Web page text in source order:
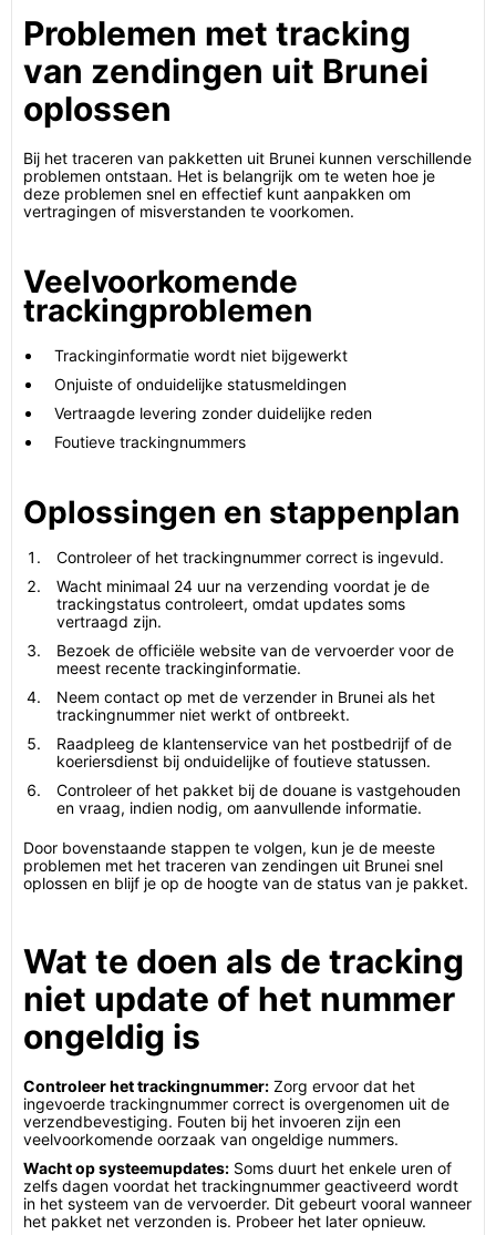
Problemen met tracking
van zendingen uit Brunei
oplossen
Bij het traceren van pakketten uit Brunei kunnen verschillende
problemen ontstaan. Het is belangrijk om te weten hoe je
deze problemen snel en effectief kunt aanpakken om
vertragingen of misverstanden te voorkomen.
Veelvoorkomende
trackingproblemen
Trackinginformatie wordt niet bijgewerkt
Onjuiste of onduidelijke statusmeldingen
Vertraagde levering zonder duidelijke reden
Foutieve trackingnummers
Oplossingen en stappenplan
Controleer of het trackingnummer correct is ingevuld.
Wacht minimaal 24 uur na verzending voordat je de
trackingstatus controleert, omdat updates soms
vertraagd zijn.
Bezoek de officiële website van de vervoerder voor de
meest recente trackinginformatie.
Neem contact op met de verzender in Brunei als het
trackingnummer niet werkt of ontbreekt.
Raadpleeg de klantenservice van het postbedrijf of de
koeriersdienst bij onduidelijke of foutieve statussen.
Controleer of het pakket bij de douane is vastgehouden
en vraag, indien nodig, om aanvullende informatie.
Door bovenstaande stappen te volgen, kun je de meeste
problemen met het traceren van zendingen uit Brunei snel
oplossen en blijf je op de hoogte van de status van je pakket.
Wat te doen als de tracking
niet update of het nummer
ongeldig is
Controleer het trackingnummer: Zorg ervoor dat het
ingevoerde trackingnummer correct is overgenomen uit de
verzendbevestiging. Fouten bij het invoeren zijn een
veelvoorkomende oorzaak van ongeldige nummers.
Wacht op systeemupdates: Soms duurt het enkele uren of
zelfs dagen voordat het trackingnummer geactiveerd wordt
in het systeem van de vervoerder. Dit gebeurt vooral wanneer
het pakket net verzonden is. Probeer het later opnieuw.